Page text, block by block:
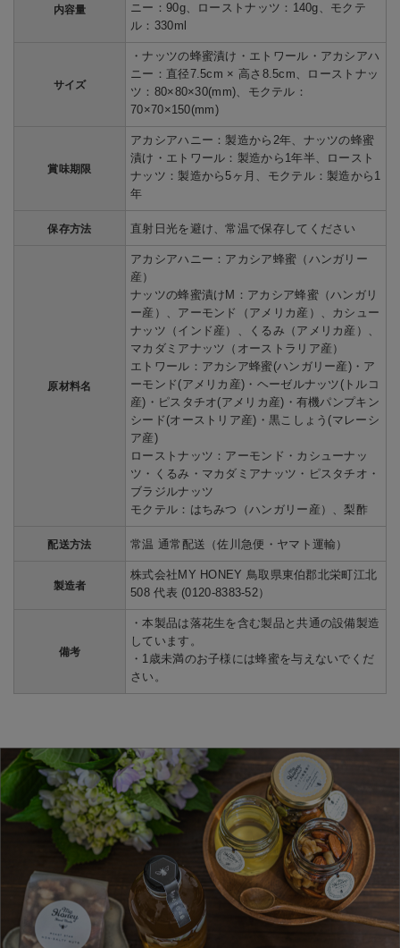
内容量
ニー：90g、ローストナッツ：140g、モクテ
ル：330ml
サイズ
・ナッツの蜂蜜漬け・エトワール・アカシアハ
ニー：直径7.5cm × 高さ8.5cm、ローストナッ
ツ：80×80×30(mm)、モクテル：
70×70×150(mm)
賞味期限
アカシアハニー：製造から2年、ナッツの蜂蜜
漬け・エトワール：製造から1年半、ロースト
ナッツ：製造から5ヶ月、モクテル：製造から1
年
保存方法 直射日光を避け、常温で保存してください
原材料名
アカシアハニー：アカシア蜂蜜（ハンガリー
産）
ナッツの蜂蜜漬けM：アカシア蜂蜜（ハンガリ
ー産）、アーモンド（アメリカ産）、カシュー
ナッツ（インド産）、くるみ（アメリカ産）、
マカダミアナッツ（オーストラリア産）
エトワール：アカシア蜂蜜(ハンガリー産)・ア
ーモンド(アメリカ産)・ヘーゼルナッツ(トルコ
産)・ピスタチオ(アメリカ産)・有機パンプキン
シード(オーストリア産)・黒こしょう(マレーシ
ア産)
ローストナッツ：アーモンド・カシューナッ
ツ・くるみ・マカダミアナッツ・ピスタチオ・
ブラジルナッツ
モクテル：はちみつ（ハンガリー産）、梨酢
配送方法 常温 通常配送（佐川急便・ヤマト運輸）
製造者
株式会社MY HONEY 鳥取県東伯郡北栄町江北
508 代表 (0120-8383-52）
備考
・本製品は落花生を含む製品と共通の設備製造
しています。
・1歳未満のお子様には蜂蜜を与えないでくだ
さい。